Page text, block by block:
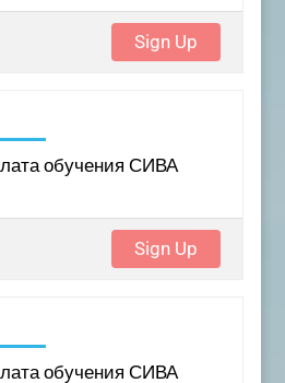
Sign Up
обучения СИВА
Sign Up
обучения СИВА